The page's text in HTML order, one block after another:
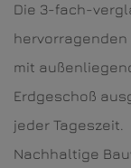
Die 3-fach-
mit
Erdgeschoß
jeder Tageszeit.
Nachhaltige